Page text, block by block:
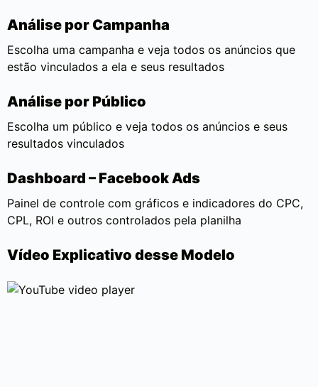
Análise por Campanha
Escolha uma campanha e veja todos os anúncios que
estão vinculados a ela e seus resultados
Análise por Público
Escolha um público e veja todos os anúncios e seus
resultados vinculados
Dashboard – Facebook Ads
Painel de controle com gráficos e indicadores do CPC,
CPL, ROI e outros controlados pela planilha
Vídeo Explicativo desse Modelo